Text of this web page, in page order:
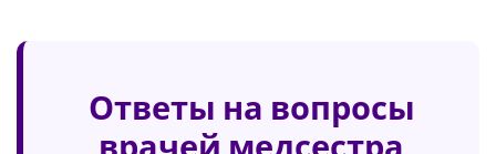
Ответы на вопросы